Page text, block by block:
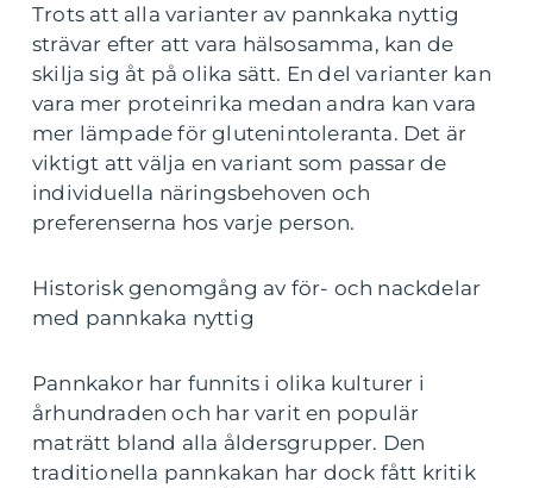
Trots att alla varianter av pannkaka nyttig
strävar efter att vara hälsosamma, kan de
skilja sig åt på olika sätt. En del varianter kan
vara mer proteinrika medan andra kan vara
mer lämpade för glutenintoleranta. Det är
viktigt att välja en variant som passar de
individuella näringsbehoven och
preferenserna hos varje person.
Historisk genomgång av för- och nackdelar
med pannkaka nyttig
Pannkakor har funnits i olika kulturer i
århundraden och har varit en populär
maträtt bland alla åldersgrupper. Den
traditionella pannkakan har dock fått kritik